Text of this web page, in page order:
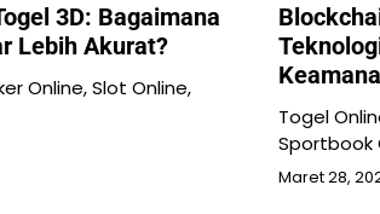
3D: Bagaimana
Lebih Akurat?
Online, Slot Online,
Togel
Sportbook
Maret 28,